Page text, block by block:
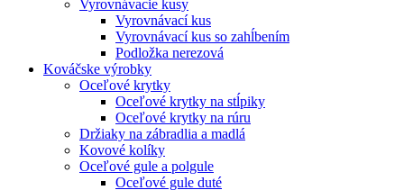
Vyrovnávacie kusy
Vyrovnávací kus
Vyrovnávací kus so zahĺbením
Podložka nerezová
Kováčske výrobky
Oceľové krytky
Oceľové krytky na stĺpiky
Oceľové krytky na rúru
Držiaky na zábradlia a madlá
Kovové kolíky
Oceľové gule a polgule
Oceľové gule duté